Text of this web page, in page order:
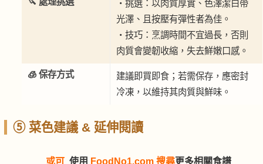
・挑選：以肉質厚實、色澤潔白帶
光澤、且按壓有彈性者為佳。
・技巧：烹調時間不宜過長，否則
肉質會變韌收縮，失去鮮嫩口感。
🧊 保存方式
建議即買即食；若需保存，應密封
冷凍，以維持其肉質與鮮味。
⑤ 菜色建議 & 延伸閱讀
或可 使用 FoodNo1.com 搜尋更多相關食譜